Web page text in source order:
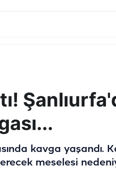
kavga yaşandı.
meselesi